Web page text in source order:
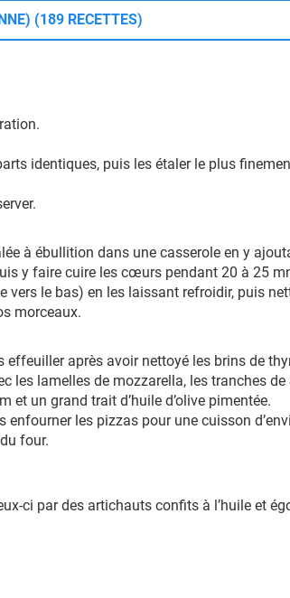
(189 RECETTES)
identiques, puis les étaler le plus
à ébullition dans une casserole en y
y faire cuire les cœurs pendant 20 à 25
vers le bas) en les laissant refroidir, puis
morceaux.
après avoir nettoyé les brins de
les lamelles de mozzarella, les tranches de
et un grand trait d’huile d’olive pimentée.
enfourner les pizzas pour une cuisson
four.
ci par des artichauts confits à l’huile et